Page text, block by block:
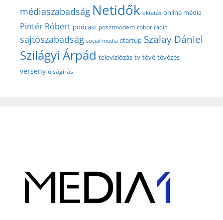
médiaszabadság Netidők oktatás online média
Pintér Róbert podcast posztmodem robot rádió
sajtószabadság social media startup Szalay Dániel
Szilágyi Árpád televíziózás tv tévé tévézés
verseny újságírás